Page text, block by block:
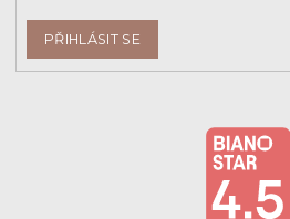
PŘIHLÁSIT SE